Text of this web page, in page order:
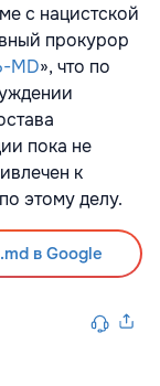
с нацистской
прокурор
MD», что по
пока не
к
этому делу.
в Google